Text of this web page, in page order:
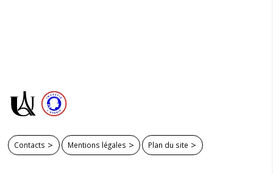
Contacts Mentions légales Plan du site